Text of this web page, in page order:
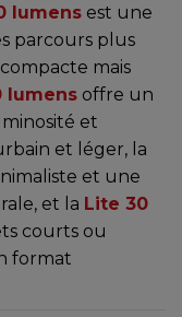
lumens est une
parcours plus
mais
lumens offre un
et
et léger, la
et une
et la Lite 30
courts ou
format